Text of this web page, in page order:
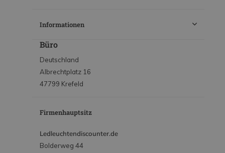
Informationen
Büro
Deutschland
Albrechtplatz 16
47799 Krefeld
Firmenhauptsitz
Ledleuchtendiscounter.de
Bolderweg 44